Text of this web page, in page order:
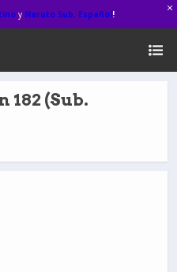
y Naruto Sub. Español!
(Sub.